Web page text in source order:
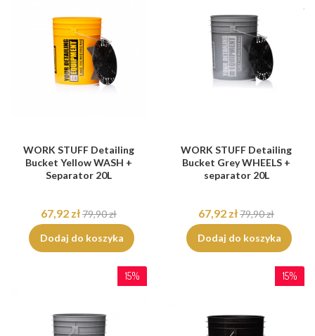
WORK STUFF Detailing
Bucket Yellow WASH +
Separator 20L
67,92 zł79,90 zł
Dodaj do koszyka
WORK STUFF Detailing
Bucket Grey WHEELS +
separator 20L
67,92 zł79,90 zł
Dodaj do koszyka
15% 15%